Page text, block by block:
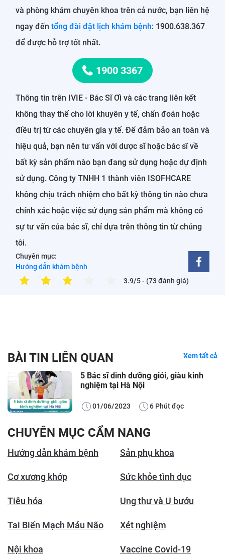
và phòng khám chuyên khoa trên cả nước, bạn liên hệ
ngay đến tổng đài đặt lịch khám bệnh: 1900.638.367
để được hỗ trợ tốt nhất.
1900 3367
Thông tin trên IVIE - Bác Sĩ Ơi và các trang liên kết
không thay thế cho lời khuyên y tế, chẩn đoán hoặc
điều trị từ các chuyên gia y tế. Để đảm bảo an toàn và
hiệu quả, bạn nên tư vấn với dược sĩ hoặc bác sĩ về
bất kỳ sản phẩm nào bạn đang sử dụng hoặc dự định
sử dụng. Công ty TNHH 1 thành viên ISOFHCARE
không chịu trách nhiệm cho bất kỳ thông tin nào chưa
chính xác hoặc việc sử dụng sản phẩm mà không có
sự tư vấn của bác sĩ, chỉ dựa trên thông tin từ chúng
tôi.
Chuyên mục:
Hướng dẫn khám bệnh
3.9/5- (73 đánh giá)
BÀI TIN LIÊN QUAN Xem tất cả
5 Bác sĩ dinh dưỡng giỏi, giàu kinh
nghiệm tại Hà Nội
01/06/2023 6 Phút đọc
CHUYÊN MỤC CẨM NANG
Hướng dẫn khám bệnh Sản phụ khoa
Cơ xương khớp Sức khỏe tình dục
Tiêu hóa Ung thư và U bướu
Tai Biến Mạch Máu Não Xét nghiệm
Nội khoa Vaccine Covid-19